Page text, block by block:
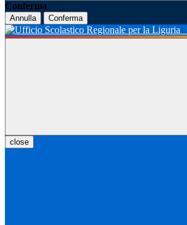
Conferma
Annulla Conferma
close